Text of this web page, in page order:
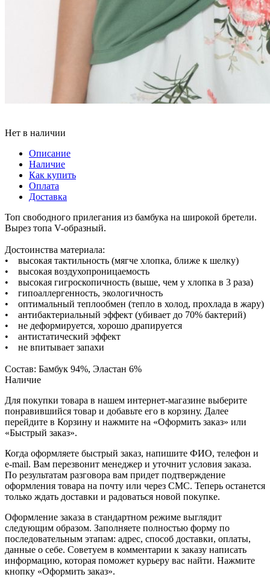
Нет в наличии
Описание
Наличие
Как купить
Оплата
Доставка
Топ свободного прилегания из бамбука на широкой бретели.
Вырез топа V-образный.
Достоинства материала:
• высокая тактильность (мягче хлопка, ближе к шелку)
• высокая воздухопроницаемость
• высокая гигроскопичность (выше, чем у хлопка в 3 раза)
• гипоаллергенность, экологичность
• оптимальный теплообмен (тепло в холод, прохлада в жару)
• антибактериальный эффект (убивает до 70% бактерий)
• не деформируется, хорошо драпируется
• антистатический эффект
• не впитывает запахи
Состав: Бамбук 94%, Эластан 6%
Наличие
Для покупки товара в нашем интернет-магазине выберите
понравившийся товар и добавьте его в корзину. Далее
перейдите в Корзину и нажмите на «Оформить заказ» или
«Быстрый заказ».
Когда оформляете быстрый заказ, напишите ФИО, телефон и
e-mail. Вам перезвонит менеджер и уточнит условия заказа.
По результатам разговора вам придет подтверждение
оформления товара на почту или через СМС. Теперь останется
только ждать доставки и радоваться новой покупке.
Оформление заказа в стандартном режиме выглядит
следующим образом. Заполняете полностью форму по
последовательным этапам: адрес, способ доставки, оплаты,
данные о себе. Советуем в комментарии к заказу написать
информацию, которая поможет курьеру вас найти. Нажмите
кнопку «Оформить заказ».